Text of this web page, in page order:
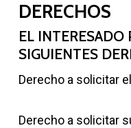
DERECHOS
EL INTERESADO
SIGUIENTES
Derecho a solicitar
Derecho a solicitar